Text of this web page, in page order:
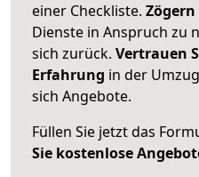
einer Checkliste.
Dienste in Anspruch zu
sich zurück. Vertrauen
Erfahrung in der
sich Angebote.
Füllen Sie jetzt das
Sie kostenlose